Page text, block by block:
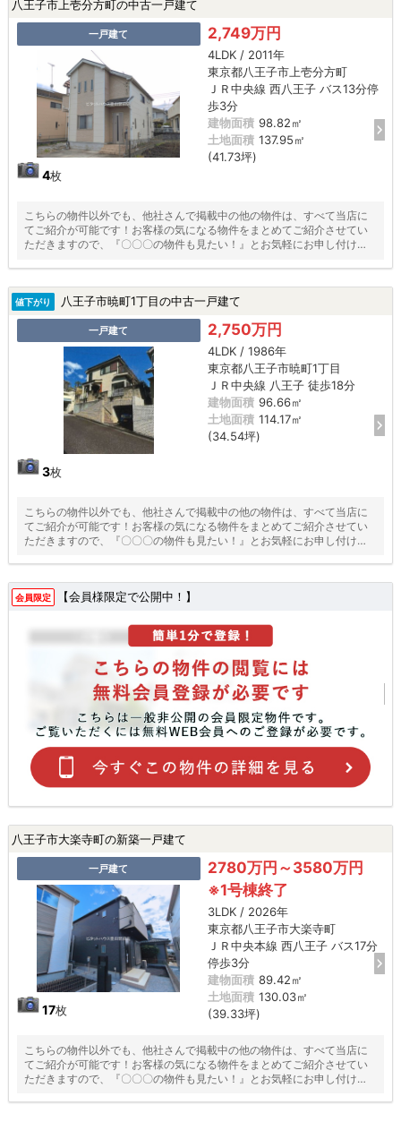
八王子市上壱分方町の中古一戸建て
一戸建て
4枚
2,749万円
4LDK / 2011年
東京都八王子市上壱分方町
ＪＲ中央線 西八王子 バス13分停
歩3分
建物面積 98.82㎡
土地面積 137.95㎡
(41.73坪)
こちらの物件以外でも、他社さんで掲載中の他の物件は、すべて当店に
てご紹介が可能です！お客様の気になる物件をまとめてご紹介させてい
ただきますので、『〇〇〇の物件も見たい！』とお気軽にお申し付けく
値下がり 八王子市暁町1丁目の中古一戸建て
一戸建て
3枚
2,750万円
4LDK / 1986年
東京都八王子市暁町1丁目
ＪＲ中央線 八王子 徒歩18分
建物面積 96.66㎡
土地面積 114.17㎡
(34.54坪)
こちらの物件以外でも、他社さんで掲載中の他の物件は、すべて当店に
てご紹介が可能です！お客様の気になる物件をまとめてご紹介させてい
ただきますので、『〇〇〇の物件も見たい！』とお気軽にお申し付けく
会員限定 【会員様限定で公開中！】
八王子市大楽寺町の新築一戸建て
一戸建て
17枚
2780万円～3580万円
※1号棟終了
3LDK / 2026年
東京都八王子市大楽寺町
ＪＲ中央本線 西八王子 バス17分
停歩3分
建物面積 89.42㎡
土地面積 130.03㎡
(39.33坪)
こちらの物件以外でも、他社さんで掲載中の他の物件は、すべて当店に
てご紹介が可能です！お客様の気になる物件をまとめてご紹介させてい
ただきますので、『〇〇〇の物件も見たい！』とお気軽にお申し付けく